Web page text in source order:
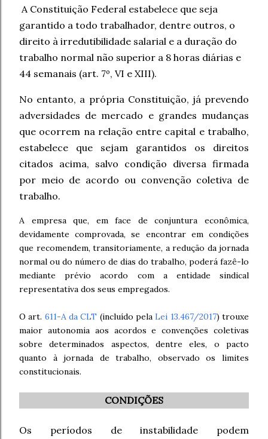
A Constituição Federal estabelece que seja
garantido a todo trabalhador, dentre outros, o
direito à irredutibilidade salarial e a duração do
trabalho normal não superior a 8 horas diárias e
44 semanais (art. 7º, VI e XIII).
No entanto, a própria Constituição, já prevendo
adversidades de mercado e grandes mudanças
que ocorrem na relação entre capital e trabalho,
estabelece que sejam garantidos os direitos
citados acima, salvo condição diversa firmada
por meio de acordo ou convenção coletiva de
trabalho.
A empresa que, em face de conjuntura econômica,
devidamente comprovada, se encontrar em condições
que recomendem, transitoriamente, a redução da jornada
normal ou do número de dias do trabalho, poderá fazê-lo
mediante prévio acordo com a entidade sindical
representativa dos seus empregados.
O art. 611-A da CLT (incluído pelaLei 13.467/2017) trouxe
maior autonomia aos acordos e convenções coletivas
sobre determinados aspectos, dentre eles, o pacto
quanto à jornada de trabalho, observado os limites
constitucionais.
CONDIÇÕES
Os períodos de instabilidade podem